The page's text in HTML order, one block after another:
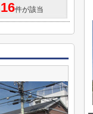
16件が該当